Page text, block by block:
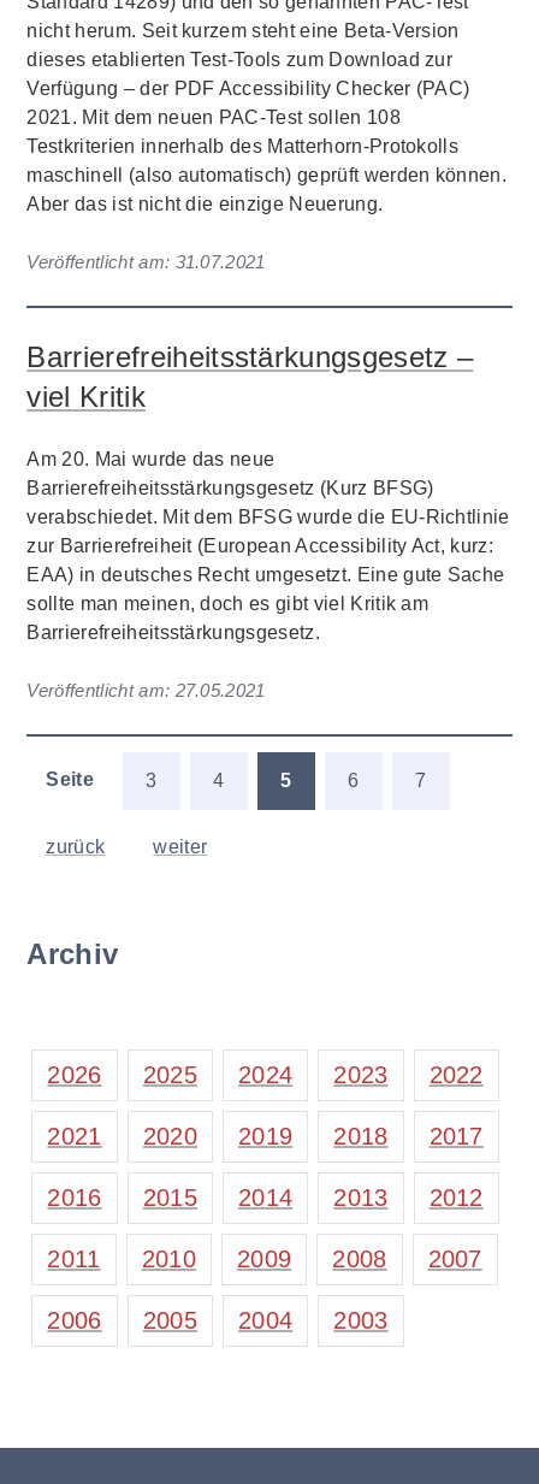
nicht herum. Seit kurzem steht eine Beta-Version
dieses etablierten Test-Tools zum Download zur
Verfügung – der PDF Accessibility Checker (PAC)
2021. Mit dem neuen PAC-Test sollen 108
Testkriterien innerhalb des Matterhorn-Protokolls
maschinell (also automatisch) geprüft werden können.
Aber das ist nicht die einzige Neuerung.
Veröffentlicht am: 31.07.2021
Barrierefreiheitsstärkungsgesetz –
viel Kritik
Am 20. Mai wurde das neue
Barrierefreiheitsstärkungsgesetz (Kurz BFSG)
verabschiedet. Mit dem BFSG wurde die EU-Richtlinie
zur Barrierefreiheit (European Accessibility Act, kurz:
EAA) in deutsches Recht umgesetzt. Eine gute Sache
sollte man meinen, doch es gibt viel Kritik am
Barrierefreiheitsstärkungsgesetz.
Veröffentlicht am: 27.05.2021
Seite 3 4 5 6 7
zurück weiter
Archiv
2026 2025 2024 2023 2022
2021 2020 2019 2018 2017
2016 2015 2014 2013 2012
2011 2010 2009 2008 2007
2006 2005 2004 2003